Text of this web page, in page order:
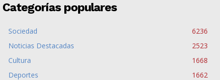
Categorías populares
Sociedad
6236
Noticias Destacadas
2523
Cultura
1668
Deportes
1662